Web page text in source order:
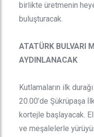
birlikte üretmenin
buluşturacak.
ATATÜRK BULVARI
AYDINLANACAK
Kutlamaların ilk
20.00’de Şükrüpaşa
kortejle başlayacak.
ve meşalelerle